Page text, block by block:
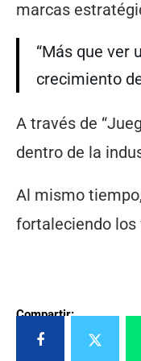
marcas
“Más que ver
crecimiento
A través de
dentro de la
Al mismo
fortaleciendo los
Compartir: